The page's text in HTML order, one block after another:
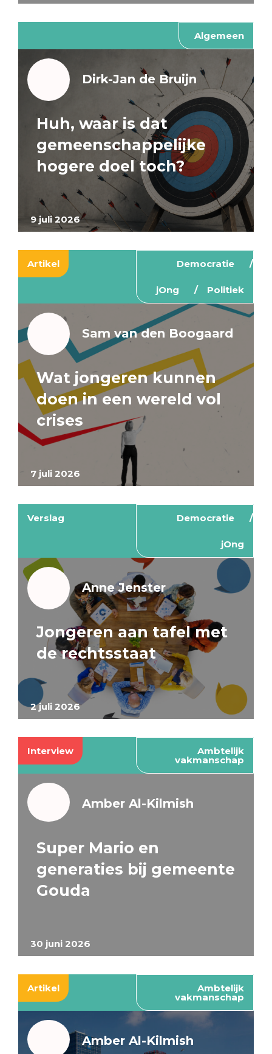
Algemeen
9 juli 2026
Dirk-Jan de Bruijn
Huh, waar is dat
gemeenschappelijke
hogere doel toch?
Artikel Democratie
jOng Politiek
7 juli 2026
Sam van den Boogaard
Wat jongeren kunnen
doen in een wereld vol
crises
Verslag Democratie
jOng
2 juli 2026
Anne Jenster
Jongeren aan tafel met
de rechtsstaat
Interview Ambtelijk
vakmanschap
30 juni 2026
Amber Al-Kilmish
Super Mario en
generaties bij gemeente
Gouda
Artikel Ambtelijk
vakmanschap
Amber Al-Kilmish